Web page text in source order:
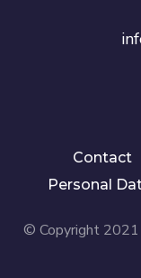
Contact
Personal
© Copyright 2021